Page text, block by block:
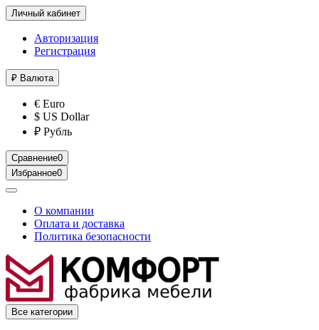
Личный кабинет
Авторизация
Регистрация
₽ Валюта
€ Euro
$ US Dollar
₽ Рубль
Сравнение0
Избранное0
О компании
Оплата и доставка
Политика безопасности
Все категории